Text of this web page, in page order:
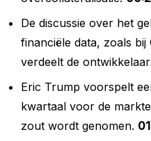
De discussie over het
financiële data, zoals
verdeelt de
Eric Trump voorspelt
kwartaal voor de
zout wordt genomen.